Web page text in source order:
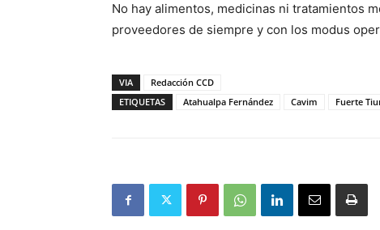
No hay alimentos, medicinas ni tratamientos
proveedores de siempre y con los modus
VIA
Redacción CCD
ETIQUETAS
Atahualpa Fernández Cavim Fuerte